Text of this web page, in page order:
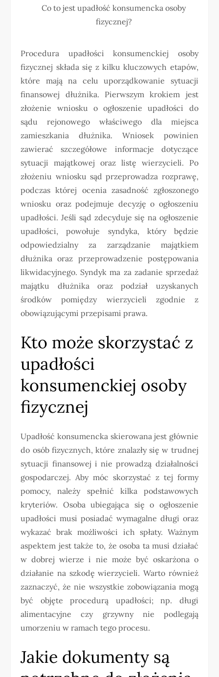
Co to jest upadłość konsumencka osoby
fizycznej?
Procedura upadłości konsumenckiej osoby
fizycznej składa się z kilku kluczowych etapów,
które mają na celu uporządkowanie sytuacji
finansowej dłużnika. Pierwszym krokiem jest
złożenie wniosku o ogłoszenie upadłości do
sądu rejonowego właściwego dla miejsca
zamieszkania dłużnika. Wniosek powinien
zawierać szczegółowe informacje dotyczące
sytuacji majątkowej oraz listę wierzycieli. Po
złożeniu wniosku sąd przeprowadza rozprawę,
podczas której ocenia zasadność zgłoszonego
wniosku oraz podejmuje decyzję o ogłoszeniu
upadłości. Jeśli sąd zdecyduje się na ogłoszenie
upadłości, powołuje syndyka, który będzie
odpowiedzialny za zarządzanie majątkiem
dłużnika oraz przeprowadzenie postępowania
likwidacyjnego. Syndyk ma za zadanie sprzedaż
majątku dłużnika oraz podział uzyskanych
środków pomiędzy wierzycieli zgodnie z
obowiązującymi przepisami prawa.
Kto może skorzystać z
upadłości
konsumenckiej osoby
fizycznej
Upadłość konsumencka skierowana jest głównie
do osób fizycznych, które znalazły się w trudnej
sytuacji finansowej i nie prowadzą działalności
gospodarczej. Aby móc skorzystać z tej formy
pomocy, należy spełnić kilka podstawowych
kryteriów. Osoba ubiegająca się o ogłoszenie
upadłości musi posiadać wymagalne długi oraz
wykazać brak możliwości ich spłaty. Ważnym
aspektem jest także to, że osoba ta musi działać
w dobrej wierze i nie może być oskarżona o
działanie na szkodę wierzycieli. Warto również
zaznaczyć, że nie wszystkie zobowiązania mogą
być objęte procedurą upadłości; np. długi
alimentacyjne czy grzywny nie podlegają
umorzeniu w ramach tego procesu.
Jakie dokumenty są